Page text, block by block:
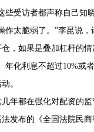
些受访者都声称自己知
作太脆弱了。”李昆说
，如果是叠加杠杆的
年化利息不超过10%或
。
年都在强化对配资的监
法发布的《全国法院民